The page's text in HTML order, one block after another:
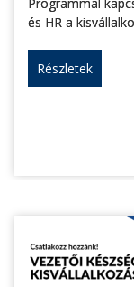
és HR a
Részletek